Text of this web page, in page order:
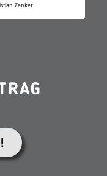
Zenker.